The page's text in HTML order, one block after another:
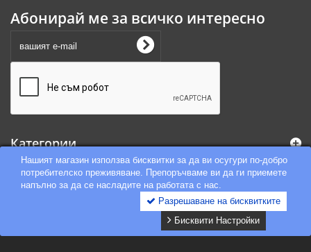
Нашият магазин използва бисквитки за да ви осугури по-добро
потребителско преживяване. Препоръчваме ви да ги приемете
напълно за да се насладите на работата с нас.
Разрешаване на бисквитките
Бисквити Настройки
Абонирай ме за всичко интересно
Категории
Информация